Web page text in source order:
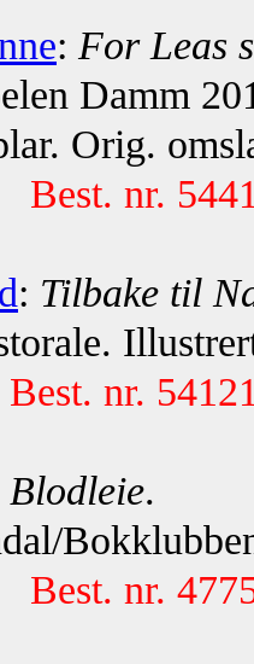
: For Leas
Damm
Orig.
Best. nr.
: Tilbake til
nr.
Blodleie.
Best. nr.